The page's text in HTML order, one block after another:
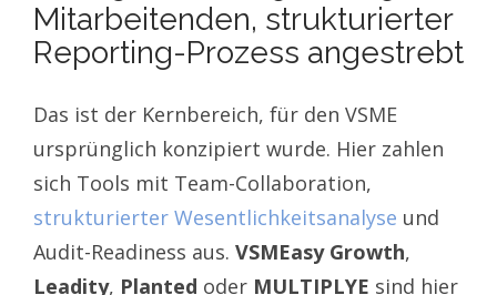
Mitarbeitenden, strukturierter
Reporting-Prozess angestrebt
Das ist der Kernbereich, für den VSME
ursprünglich konzipiert wurde. Hier zahlen
sich Tools mit Team-Collaboration,
strukturierter Wesentlichkeitsanalyse und
Audit-Readiness aus. VSMEasy Growth,
Leadity, Planted oder MULTIPLYE sind hier